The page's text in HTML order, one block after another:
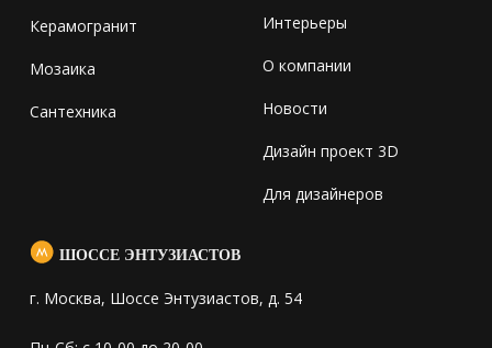
Керамогранит
Мозаика
Сантехника
Интерьеры
О компании
Новости
Дизайн проект 3D
Для дизайнеров
ШОССЕ ЭНТУЗИАСТОВ
г. Москва, Шоссе Энтузиастов, д. 54